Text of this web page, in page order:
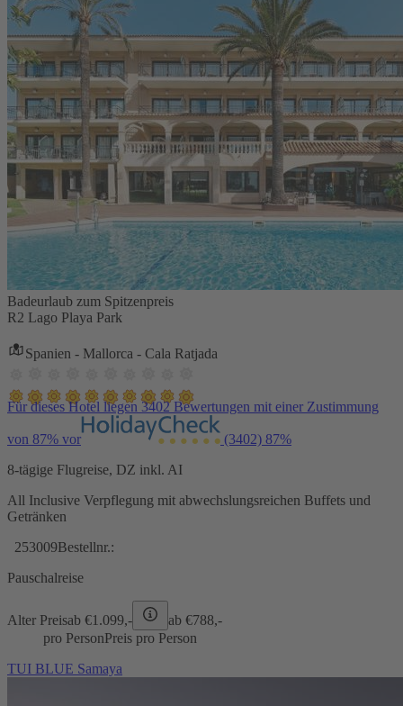
Badeurlaub zum Spitzenpreis
R2 Lago Playa Park
Spanien - Mallorca - Cala Ratjada
Für dieses Hotel liegen 3402 Bewertungen mit einer Zustimmung
von 87% vor (3402) 87%
8-tägige Flugreise, DZ inkl. AI
All Inclusive Verpflegung mit abwechslungsreichen Buffets und
Getränken
253009Bestellnr.:
Pauschalreise
Alter Preisab €1.099,- ab €788,-
pro PersonPreis pro Person
TUI BLUE Samaya